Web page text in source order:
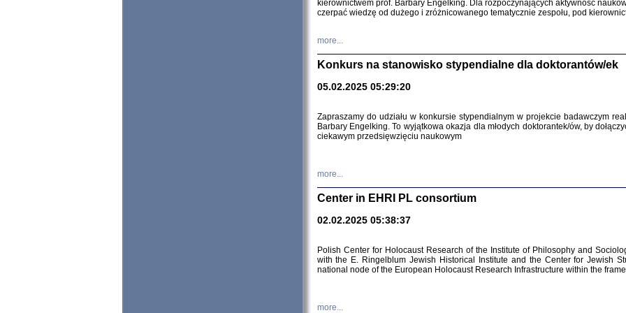
Warszawa
kierownictwem prof. Barbary Engelking. Dla rozpoczynających aktywność
czerpać wiedzę od dużego i zróżnicowanego tematycznie zespołu, pod
more...
Konkurs na stanowisko stypendialne dla doktorantów/ek
05.02.2025 05:29:20
Zapraszamy do udziału w konkursie stypendialnym w projekcie badawczym
Barbary Engelking. To wyjątkowa okazja dla młodych doktorantek/ów, by
ciekawym przedsięwzięciu naukowym
more...
Center in EHRI PL consortium
02.02.2025 05:38:37
Polish Center for Holocaust Research of the Institute of Philosophy and
with the E. Ringelblum Jewish Historical Institute and the Center for Jewish
national node of the European Holocaust Research Infrastructure within the
more...